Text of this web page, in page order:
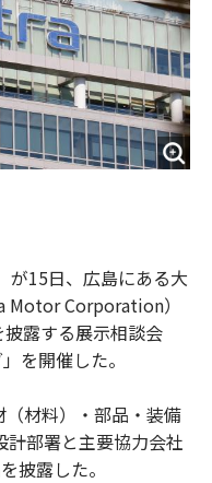
が15日、広島にある大
Motor Corporation）
露する展示相談会
を開催した。
材料）・部品・装備
部署と主要協力会社
披露した。